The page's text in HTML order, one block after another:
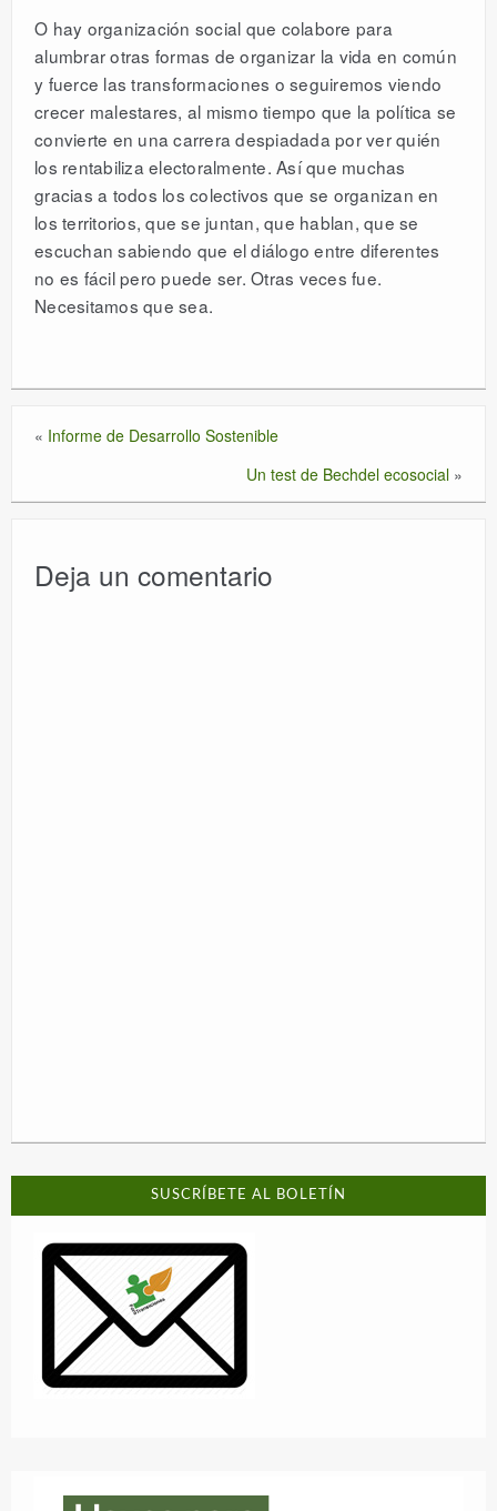
O hay organización social que colabore para
alumbrar otras formas de organizar la vida en común
y fuerce las transformaciones o seguiremos viendo
crecer malestares, al mismo tiempo que la política se
convierte en una carrera despiadada por ver quién
los rentabiliza electoralmente. Así que muchas
gracias a todos los colectivos que se organizan en
los territorios, que se juntan, que hablan, que se
escuchan sabiendo que el diálogo entre diferentes
no es fácil pero puede ser. Otras veces fue.
Necesitamos que sea.
« Informe de Desarrollo Sostenible
Un test de Bechdel ecosocial »
Deja un comentario
SUSCRÍBETE AL BOLETÍN